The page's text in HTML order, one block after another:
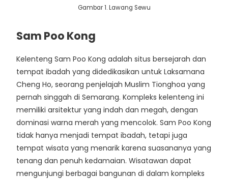
Gambar 1. Lawang Sewu
Sam Poo Kong
Kelenteng Sam Poo Kong adalah situs bersejarah dan
tempat ibadah yang didedikasikan untuk Laksamana
Cheng Ho, seorang penjelajah Muslim Tionghoa yang
pernah singgah di Semarang. Kompleks kelenteng ini
memiliki arsitektur yang indah dan megah, dengan
dominasi warna merah yang mencolok. Sam Poo Kong
tidak hanya menjadi tempat ibadah, tetapi juga
tempat wisata yang menarik karena suasananya yang
tenang dan penuh kedamaian. Wisatawan dapat
mengunjungi berbagai bangunan di dalam kompleks